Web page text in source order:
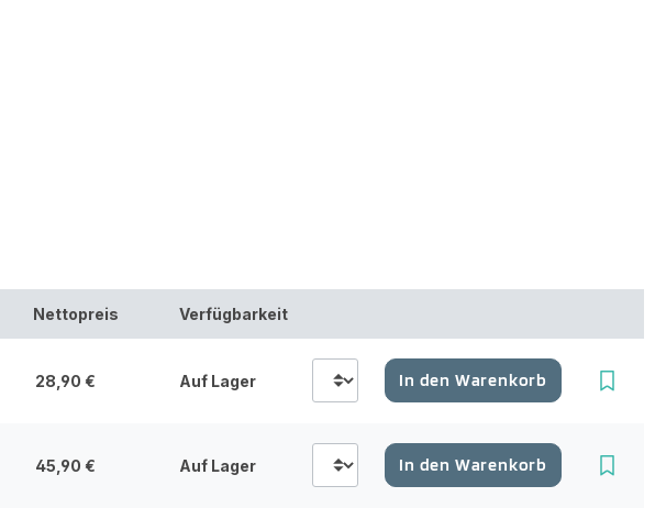
Nettopreis Verfügbarkeit
28,90 € Auf Lager In den Warenkorb
45,90 € Auf Lager In den Warenkorb